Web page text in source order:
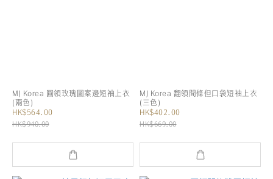
MJ Korea 圓領玫瑰圖案邊短袖上衣
(兩色)
HK$564.00
HK$940.00
MJ Korea 翻領間條但口袋短袖上衣
(三色)
HK$402.00
HK$669.00